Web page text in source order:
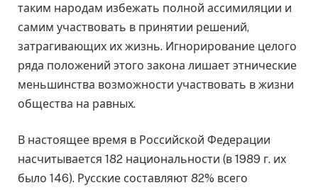
таким народам избежать полной ассимиляции и
самим участвовать в принятии решений,
затрагивающих их жизнь. Игнорирование целого
ряда положений этого закона лишает этнические
меньшинства возможности участвовать в жизни
общества на равных.
В настоящее время в Российской Федерации
насчитывается 182 национальности (в 1989 г. их
было 146). Русские составляют 82% всего